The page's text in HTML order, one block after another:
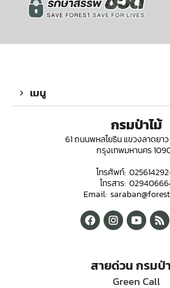
เมนู
กรมป่าไม้
61 ถนนพหลโยธิน แขวงลาดยา
กรุงเทพมหานคร
โทรศัพท์:
โทรสาร:
Email:
สายด่วน กรมป่
Green Call